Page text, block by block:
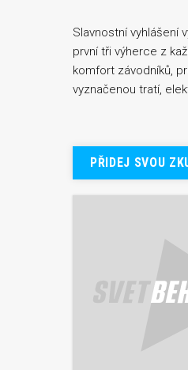
Slavnostní vyhlášení
první tři výherce z
komfort závodníků,
vyznačenou tratí,
PŘIDEJ SVOU